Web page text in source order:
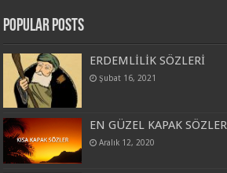
Popular Posts
ERDEMLİLİK SÖZLERİ
Şubat 16, 2021
EN GÜZEL KAPAK SÖZLER
Aralık 12, 2020